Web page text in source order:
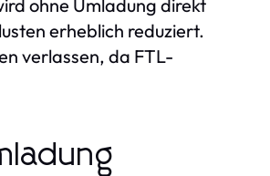
ohne Umladung direkt
erheblich reduziert.
verlassen, da FTL-